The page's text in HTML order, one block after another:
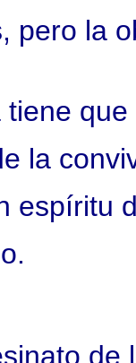
pero la
la
espíritu
de